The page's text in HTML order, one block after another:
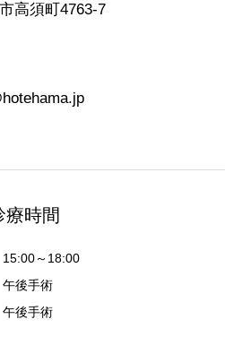
高須町4763-7
療時間
～18:00
手術
手術